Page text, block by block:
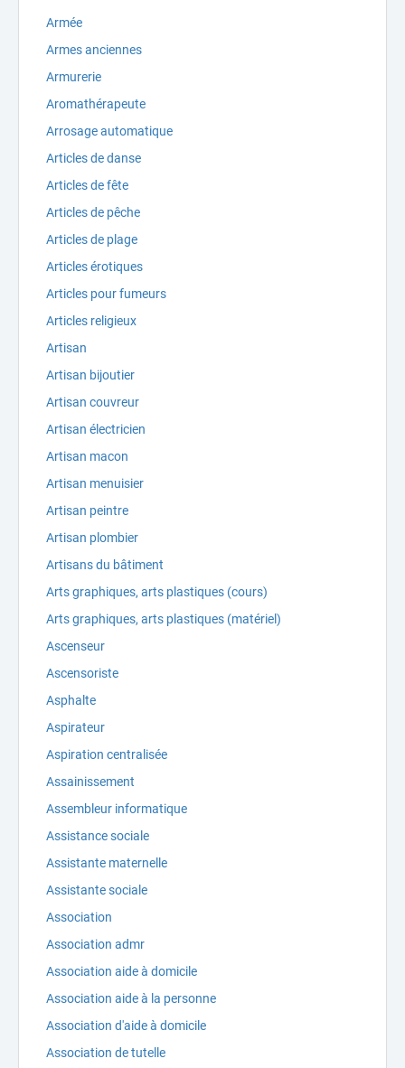
Armée
Armes anciennes
Armurerie
Aromathérapeute
Arrosage automatique
Articles de danse
Articles de fête
Articles de pêche
Articles de plage
Articles érotiques
Articles pour fumeurs
Articles religieux
Artisan
Artisan bijoutier
Artisan couvreur
Artisan électricien
Artisan macon
Artisan menuisier
Artisan peintre
Artisan plombier
Artisans du bâtiment
Arts graphiques, arts plastiques (cours)
Arts graphiques, arts plastiques (matériel)
Ascenseur
Ascensoriste
Asphalte
Aspirateur
Aspiration centralisée
Assainissement
Assembleur informatique
Assistance sociale
Assistante maternelle
Assistante sociale
Association
Association admr
Association aide à domicile
Association aide à la personne
Association d'aide à domicile
Association de tutelle